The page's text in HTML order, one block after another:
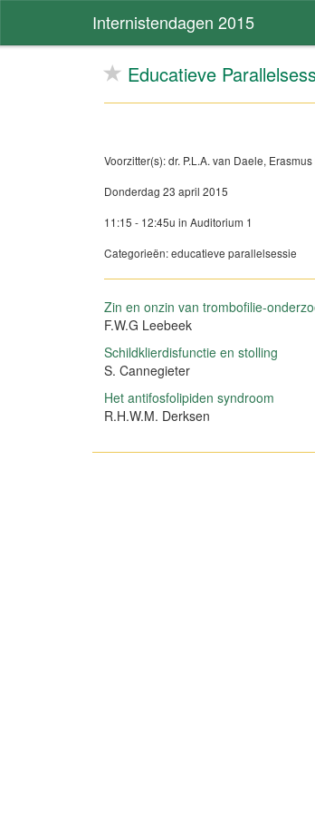
Internistendagen 2015
Educatieve
Voorzitter(s): dr. P.L.A. van Daele,
Donderdag 23 april 2015
11:15 - 12:45u in Auditorium 1
Categorieën: educatieve parallelsessie
Zin en onzin van trombofilie-
F.W.G Leebeek
Schildklierdisfunctie en stolling
S. Cannegieter
Het antifosfolipiden syndroom
R.H.W.M. Derksen